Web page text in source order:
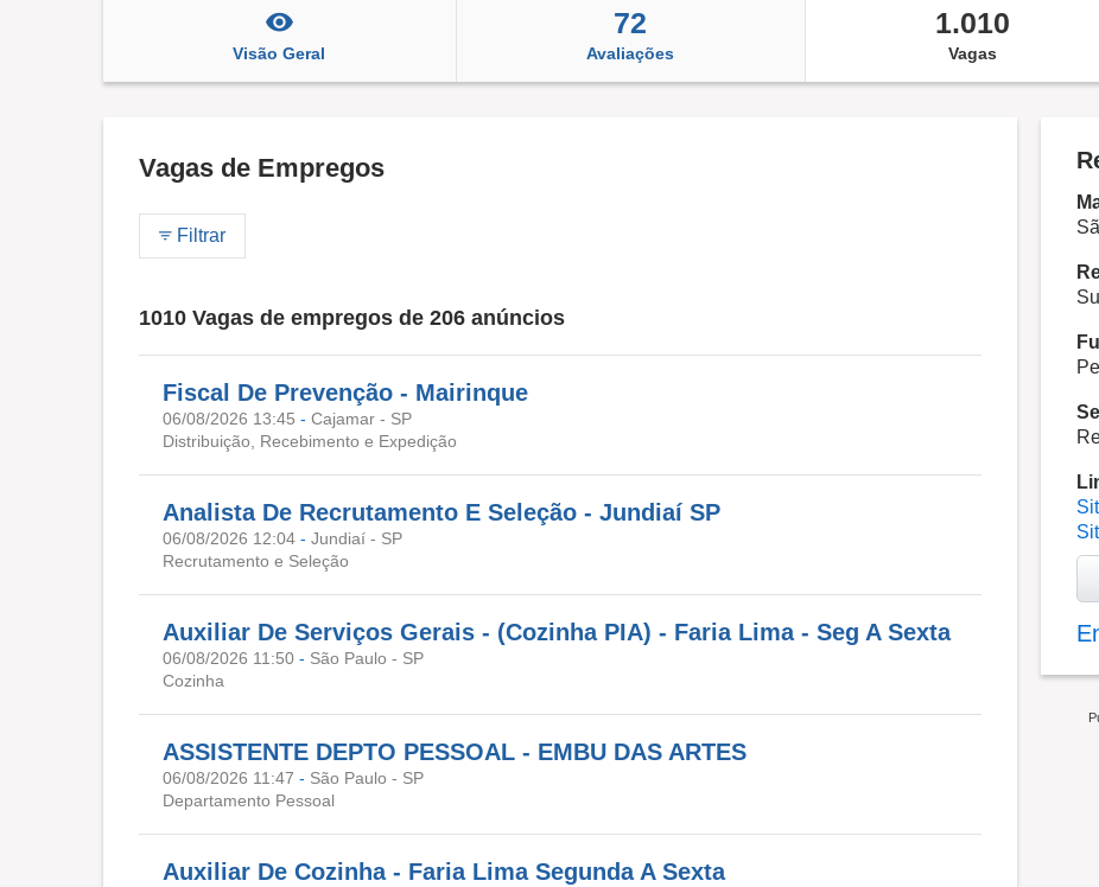
Visão Geral
72
Avaliações
1.010
Vagas
Vagas de Empregos
Filtrar
1010 Vagas de empregos de 206 anúncios
Fiscal De Prevenção - Mairinque
06/08/2026 13:45 - Cajamar - SP
Distribuição, Recebimento e Expedição
Analista De Recrutamento E Seleção - Jundiaí SP
06/08/2026 12:04 - Jundiaí - SP
Recrutamento e Seleção
Auxiliar De Serviços Gerais - (Cozinha PIA) - Faria Lima - Seg A Sexta
06/08/2026 11:50 - São Paulo - SP
Cozinha
ASSISTENTE DEPTO PESSOAL - EMBU DAS ARTES
06/08/2026 11:47 - São Paulo - SP
Departamento Pessoal
Auxiliar De Cozinha - Faria Lima Segunda A Sexta